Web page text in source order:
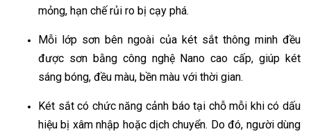
mỏng, hạn chế rủi ro bị cạy phá.
Mỗi lớp sơn bên ngoài của két sắt thông minh đều
được sơn bằng công nghệ Nano cao cấp, giúp két
sáng bóng, đều màu, bền màu với thời gian.
Két sắt có chức năng cảnh báo tại chỗ mỗi khi có dấu
hiệu bị xâm nhập hoặc dịch chuyển. Do đó, người dùng